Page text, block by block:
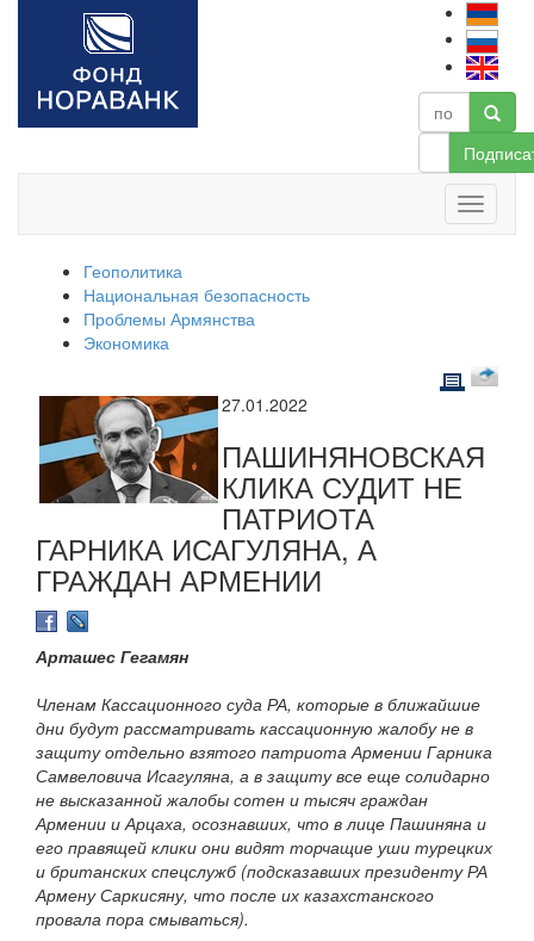
Геополитика
Национальная безопасность
Проблемы Армянства
Экономика
27.01.2022
ПАШИНЯНОВСКАЯ
КЛИКА СУДИТ НЕ
ПАТРИОТА
ГАРНИКА ИСАГУЛЯНА, А
ГРАЖДАН АРМЕНИИ
Арташес Гегамян
Членам Кассационного суда РА, которые в ближайшие
дни будут рассматривать кассационную жалобу не в
защиту отдельно взятого патриота Армении Гарника
Самвеловича Исагуляна, а в защиту все еще солидарно
не высказанной жалобы сотен и тысяч граждан
Армении и Арцаха, осознавших, что в лице Пашиняна и
его правящей клики они видят торчащие уши турецких
и британских спецслужб (подсказавших президенту РА
Армену Саркисяну, что после их казахстанского
провала пора смываться).